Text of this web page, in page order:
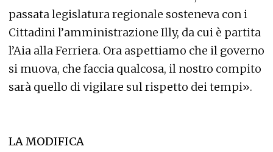
passata legislatura regionale sosteneva con i
Cittadini l’amministrazione Illy, da cui è partita
l’Aia alla Ferriera. Ora aspettiamo che il governo
si muova, che faccia qualcosa, il nostro compito
sarà quello di vigilare sul rispetto dei tempi».
LA MODIFICA